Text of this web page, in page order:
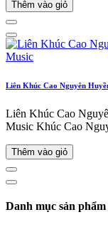
Thêm vào giỏ
Liên Khúc Cao Nguyên
Liên Khúc Cao
Music Khúc Cao
Thêm vào giỏ
Danh mục sản phẩm